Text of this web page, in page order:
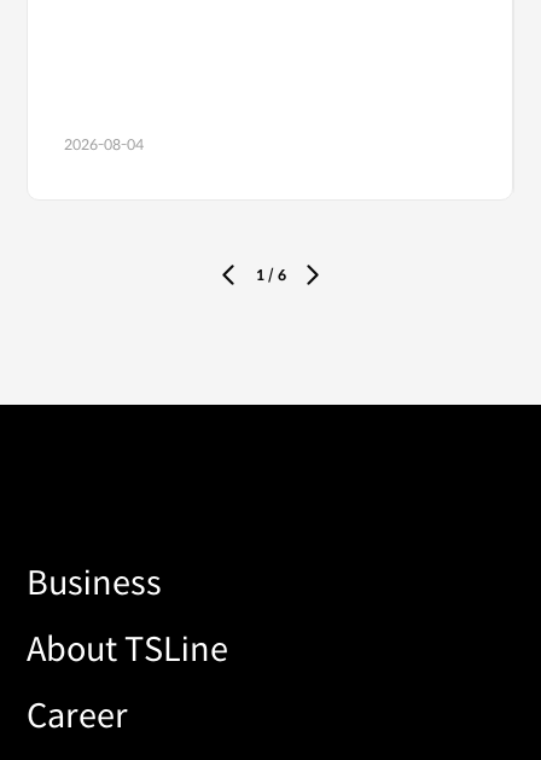
2026-08-04
1/ 6
Business
About TSLine
Career